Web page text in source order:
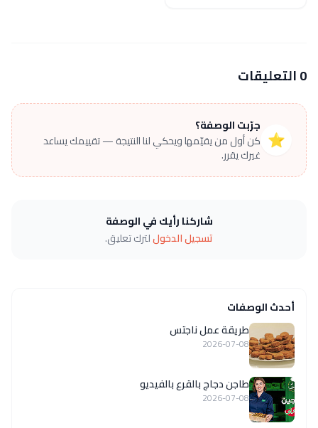
0 التعليقات
⭐
جرّبت الوصفة؟
كن أول من يقيّمها ويحكي لنا النتيجة — تقييمك يساعد
غيرك يقرر.
شاركنا رأيك في الوصفة
تسجيل الدخوللترك تعليق.
أحدث الوصفات
طريقة عمل ناجتس
2026-07-08
طاجن دجاج بالقرع بالفيديو
2026-07-08